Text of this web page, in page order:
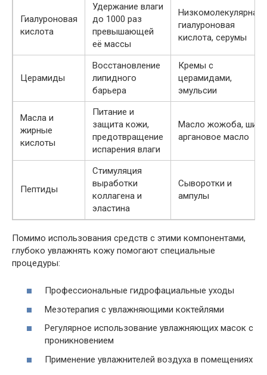
Гиалуроновая
кислота
Удержание влаги
до 1000 раз
превышающей
её массы
Низкомолекулярная
гиалуроновая
кислота, серумы
Церамиды
Восстановление
липидного
барьера
Кремы с
церамидами,
эмульсии
Масла и
жирные
кислоты
Питание и
защита кожи,
предотвращение
испарения влаги
Масло жожоба, ши,
аргановое масло
Пептиды
Стимуляция
выработки
коллагена и
эластина
Сыворотки и
ампулы
Помимо использования средств с этими компонентами,
глубоко увлажнять кожу помогают специальные
процедуры:
Профессиональные гидрофациальные уходы
Мезотерапия с увлажняющими коктейлями
Регулярное использование увлажняющих масок с
проникновением
Применение увлажнителей воздуха в помещениях